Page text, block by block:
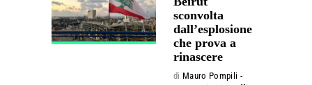
sconvolta
dall’esplosione
che prova a
rinascere
di Mauro Pompili -